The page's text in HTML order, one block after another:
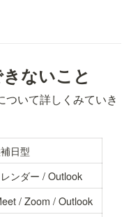
ないこと
いて詳しくみていき
日型
ンダー / Outlook
/ Zoom / Outlook